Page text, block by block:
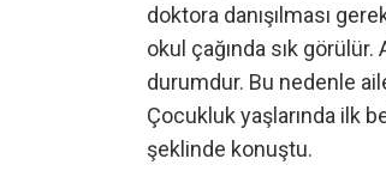
doktora danışılması
okul çağında sık
durumdur. Bu nedenle
Çocukluk yaşlarında ilk
şeklinde konuştu.